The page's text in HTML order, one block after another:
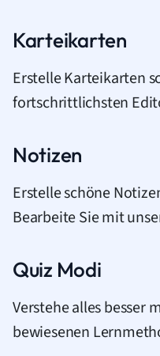
Karteikarten
Erstelle Karteikarten
fortschrittlichsten
Notizen
Erstelle schöne
Bearbeite Sie mit
Quiz Modi
Verstehe alles besser
bewiesenen